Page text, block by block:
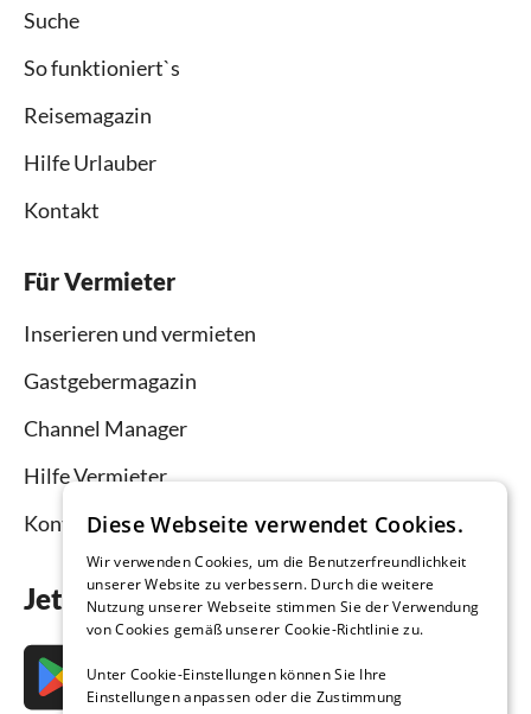
Suche
So funktioniert`s
Reisemagazin
Hilfe Urlauber
Kontakt
Für Vermieter
Inserieren und vermieten
Gastgebermagazin
Channel Manager
Hilfe Vermieter
Kontakt
Jetzt die App downloaden
Diese Webseite verwendet Cookies.
Wir verwenden Cookies, um die Benutzerfreundlichkeit
unserer Website zu verbessern. Durch die weitere
Nutzung unserer Webseite stimmen Sie der Verwendung
von Cookies gemäß unserer Cookie-Richtlinie zu.
Unter Cookie-Einstellungen können Sie Ihre
Einstellungen anpassen oder die Zustimmung